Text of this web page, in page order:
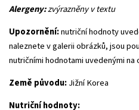
Alergeny:zvýrazněny v textu
Upozornění:nutriční hodnoty
naleznete v galerii obrázků, jsou
nutričními hodnotami uvedenými na
Země původu:Jižní Korea
Nutriční hodnoty: